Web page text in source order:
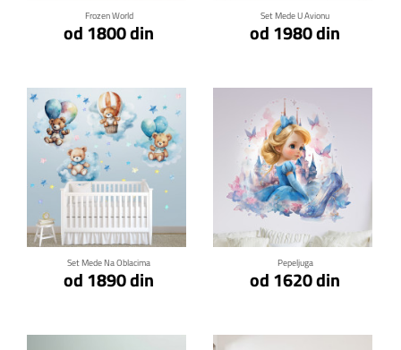
Frozen World
od 1800 din
Set Mede U Avionu
od 1980 din
Set Mede Na Oblacima
od 1890 din
Klikni za detalje
Pepeljuga
od 1620 din
Klikni za detalje